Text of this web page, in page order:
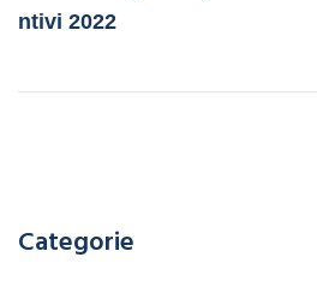
ntivi 2022
Categorie